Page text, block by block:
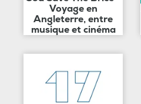
Voyage en
Angleterre, entre
musique et cinéma